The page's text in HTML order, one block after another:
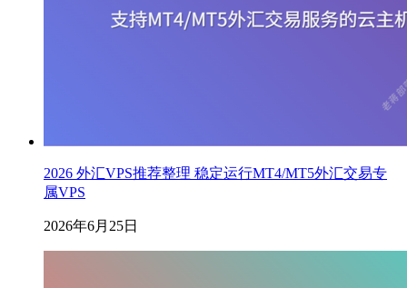
2026 外汇VPS推荐整理 稳定运行MT4/MT5外汇交易专
属VPS
2026年6月25日